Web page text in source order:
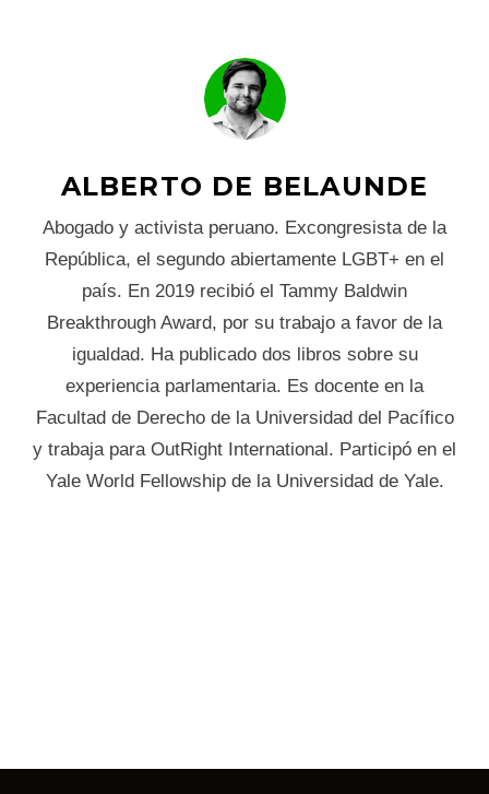
ALBERTO DE BELAUNDE
Abogado y activista peruano. Excongresista de la
República, el segundo abiertamente LGBT+ en el
país. En 2019 recibió el Tammy Baldwin
Breakthrough Award, por su trabajo a favor de la
igualdad. Ha publicado dos libros sobre su
experiencia parlamentaria. Es docente en la
Facultad de Derecho de la Universidad del Pacífico
y trabaja para OutRight International. Participó en el
Yale World Fellowship de la Universidad de Yale.